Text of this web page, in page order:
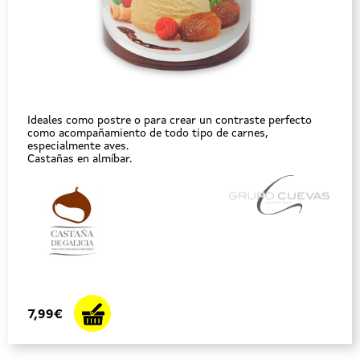
Ideales como postre o para crear un contraste perfecto
como acompañamiento de todo tipo de carnes,
especialmente aves.
Castañas en almíbar.
7,99€